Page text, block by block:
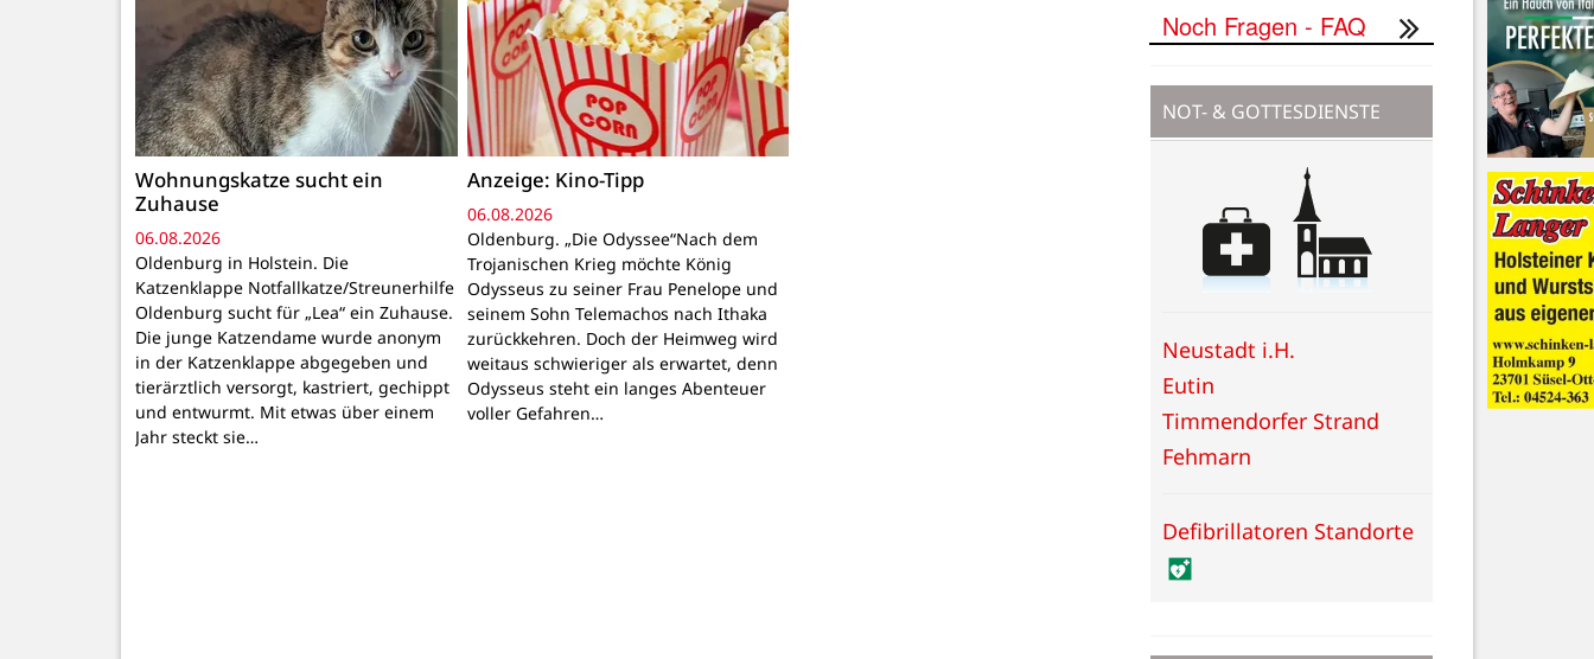
Wohnungskatze sucht ein
Zuhause
06.08.2026
Oldenburg in Holstein. Die
Katzenklappe Notfallkatze/Streunerhilfe
Oldenburg sucht für „Lea“ ein Zuhause.
Die junge Katzendame wurde anonym
in der Katzenklappe abgegeben und
tierärztlich versorgt, kastriert, gechippt
und entwurmt. Mit etwas über einem
Jahr steckt sie…
Anzeige: Kino-Tipp
06.08.2026
Oldenburg. „Die Odyssee“Nach dem
Trojanischen Krieg möchte König
Odysseus zu seiner Frau Penelope und
seinem Sohn Telemachos nach Ithaka
zurückkehren. Doch der Heimweg wird
weitaus schwieriger als erwartet, denn
Odysseus steht ein langes Abenteuer
voller Gefahren…
Noch Fragen - FAQ
NOT- & GOTTESDIENSTE
Neustadt i.H.
Eutin
Timmendorfer Strand
Fehmarn
Defibrillatoren Standorte